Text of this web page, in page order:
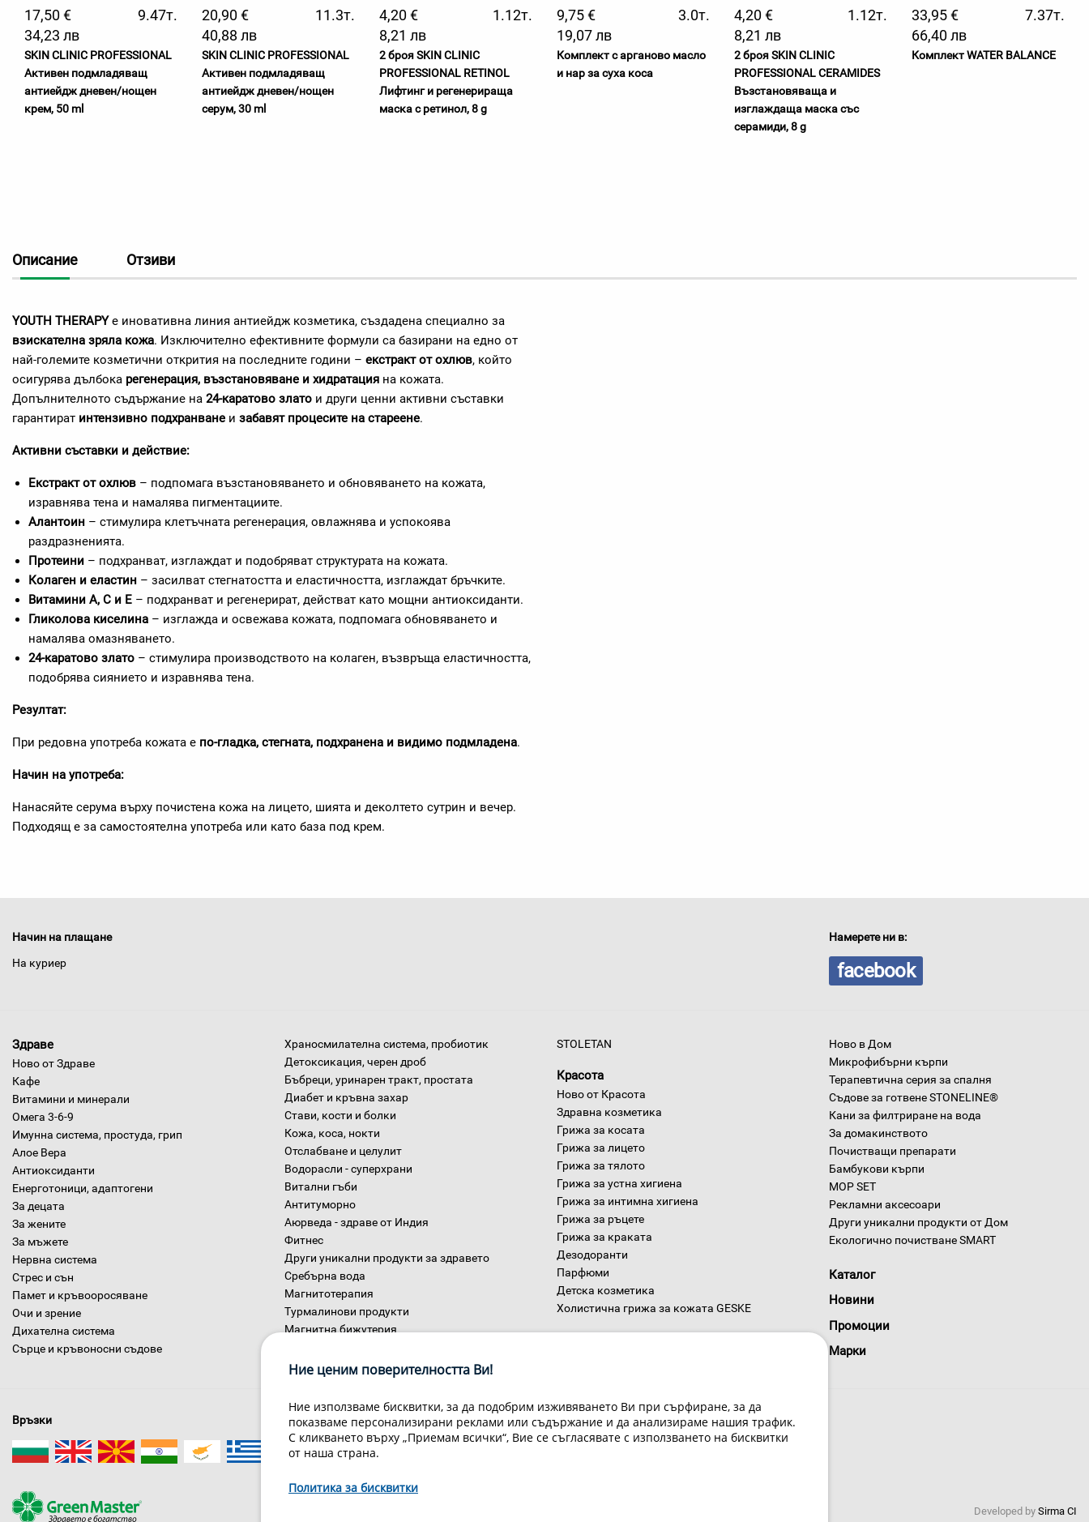
17,50 €
9.47т.
34,23 лв
SKIN CLINIC PROFESSIONAL
Активен подмладяващ
антиейдж дневен/нощен
крем, 50 ml
20,90 €
11.3т.
40,88 лв
SKIN CLINIC PROFESSIONAL
Активен подмладяващ
антиейдж дневен/нощен
серум, 30 ml
4,20 €
1.12т.
8,21 лв
2 броя SKIN CLINIC
PROFESSIONAL RETINOL
Лифтинг и регенерираща
маска с ретинол, 8 g
9,75 €
3.0т.
19,07 лв
Комплект с арганово масло
и нар за суха коса
4,20 €
1.12т.
8,21 лв
2 броя SKIN CLINIC
PROFESSIONAL CERAMIDES
Възстановяваща и
изглаждаща маска със
серамиди, 8 g
33,95 €
7.37т.
66,40 лв
Комплект WATER BALANCE
Описание Отзиви
YOUTH THERAPYе иновативна линия антиейдж козметика, създадена специално за
взискателна зряла кожа. Изключително ефективните формули са базирани на едно от
най-големите козметични открития на последните години – екстракт от охлюв, който
осигурява дълбока регенерация, възстановяване и хидратация на кожата.
Допълнителното съдържание на 24-каратово злато и други ценни активни съставки
гарантират интензивно подхранване и забавят процесите на стареене.
Активни съставки и действие:
Екстракт от охлюв – подпомага възстановяването и обновяването на кожата,
изравнява тена и намалява пигментациите.
Алантоин – стимулира клетъчната регенерация, овлажнява и успокоява
раздразненията.
Протеини – подхранват, изглаждат и подобряват структурата на кожата.
Колаген и еластин – засилват стегнатостта и еластичността, изглаждат бръчките.
Витамини A, C и E – подхранват и регенерират, действат като мощни антиоксиданти.
Гликолова киселина – изглажда и освежава кожата, подпомага обновяването и
намалява омазняването.
24-каратово злато – стимулира производството на колаген, възвръща еластичността,
подобрява сиянието и изравнява тена.
Резултат:
При редовна употреба кожата е по-гладка, стегната, подхранена и видимо подмладена.
Начин на употреба:
Нанасяйте серума върху почистена кожа на лицето, шията и деколтето сутрин и вечер.
Подходящ е за самостоятелна употреба или като база под крем.
Начин на плащане
На куриер
Намерете ни в:
facebook
Здраве
Ново от Здраве
Кафе
Витамини и минерали
Омега 3-6-9
Имунна система, простуда, грип
Алое Вера
Антиоксиданти
Енерготоници, адаптогени
За децата
За жените
За мъжете
Нервна система
Стрес и сън
Памет и кръвооросяване
Очи и зрение
Дихателна система
Сърце и кръвоносни съдове
Храносмилателна система, пробиотик
Детоксикация, черен дроб
Бъбреци, уринарен тракт, простата
Диабет и кръвна захар
Стави, кости и болки
Кожа, коса, нокти
Отслабване и целулит
Водорасли - суперхрани
Витални гъби
Антитуморно
Аюрведа - здраве от Индия
Фитнес
Други уникални продукти за здравето
Сребърна вода
Магнитотерапия
Турмалинови продукти
Магнитна бижутерия
STOLETAN
Красота
Ново от Красота
Здравна козметика
Грижа за косата
Грижа за лицето
Грижа за тялото
Грижа за устна хигиена
Грижа за интимна хигиена
Грижа за ръцете
Грижа за краката
Дезодоранти
Парфюми
Детска козметика
Холистична грижа за кожата GESKE
Ново в Дом
Микрофибърни кърпи
Терапевтична серия за спалня
Съдове за готвене STONELINE®
Кани за филтриране на вода
За домакинството
Почистващи препарати
Бамбукови кърпи
MOP SET
Рекламни аксесоари
Други уникални продукти от Дом
Екологично почистване SMART
Каталог
Новини
Промоции
Марки
Връзки
Developed by Sirma CI
Ние ценим поверителността Ви!
Ние използваме бисквитки, за да подобрим изживяването Ви при сърфиране, за да
показваме персонализирани реклами или съдържание и да анализираме нашия трафик.
С кликването върху „Приемам всички“, Вие се съгласявате с използването на бисквитки
от наша страна.
Политика за бисквитки